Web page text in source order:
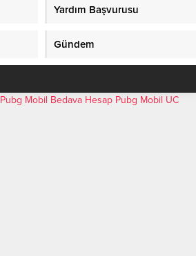
Yardım Başvurusu
Gündem
Pubg Mobil Bedava Hesap Pubg Mobil UC